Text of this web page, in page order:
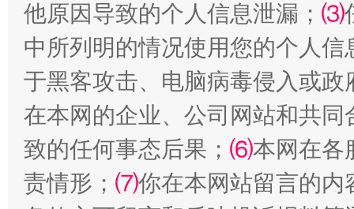
全民健身五年计划来了！等你上场
他原因导致的个人信息泄漏； ⑶
中所列明的情况使用您的个人
于黑客攻击、电脑病毒侵入或
在本网的企业、公司网站和共
致的任何事态后果； ⑹本网在各
责情形； ⑺你在本网站留言的内